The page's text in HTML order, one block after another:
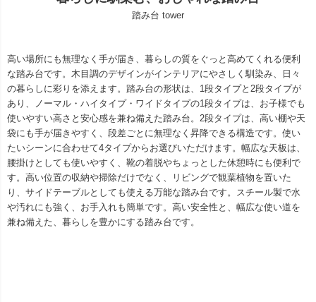
踏み台 tower
高い場所にも無理なく手が届き、暮らしの質をぐっと高めてくれる便利
な踏み台です。木目調のデザインがインテリアにやさしく馴染み、日々
の暮らしに彩りを添えます。踏み台の形状は、1段タイプと2段タイプが
あり、ノーマル・ハイタイプ・ワイドタイプの1段タイプは、お子様でも
使いやすい高さと安心感を兼ね備えた踏み台。2段タイプは、高い棚や天
袋にも手が届きやすく、段差ごとに無理なく昇降できる構造です。使い
たいシーンに合わせて4タイプからお選びいただけます。幅広な天板は、
腰掛けとしても使いやすく、靴の着脱やちょっとした休憩時にも便利で
す。高い位置の収納や掃除だけでなく、リビングで観葉植物を置いた
り、サイドテーブルとしても使える万能な踏み台です。スチール製で水
や汚れにも強く、お手入れも簡単です。高い安全性と、幅広な使い道を
兼ね備えた、暮らしを豊かにする踏み台です。